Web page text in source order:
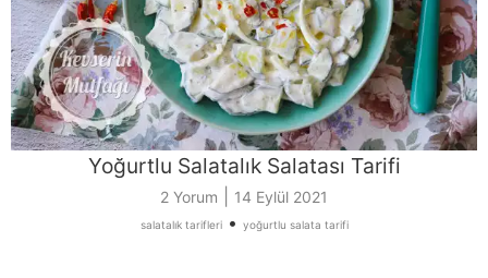
Yoğurtlu Salatalık Salatası Tarifi
2 Yorum 14 Eylül 2021
salatalık tarifleri• yoğurtlu salata tarifi